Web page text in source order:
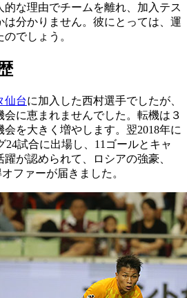
的な理由でチームを離れ、加入テス
は分かりません。彼にとっては、運
でしょう。
仙台に加入した西村選手でしたが、
に恵まれませんでした。転機は３
会を大きく増やします。翌2018年に
24試合に出場し、11ゴールとキャ
が認められて、ロシアの強豪、
ファーが届きました。